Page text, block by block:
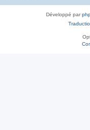
Développé par